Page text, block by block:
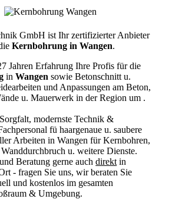
GmbH ist Ihr zertifizierter Anbieter
Kernbohrung in Wangen.
Jahren Erfahrung Ihre Profis für die
inWangen sowie Betonschnitt u.
und Anpassungen am Beton,
u. Mauerwerk in der Region um .
modernste Technik &
fü haargenaue u. saubere
Arbeitenin Wangen für Kernbohren,
u. weitere Dienste.
Beratung gerne auchdirekt in
- fragen Sie uns, wir beraten Sie
und kostenlos im gesamten
& Umgebung.